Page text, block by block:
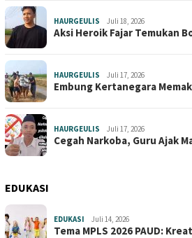
HAURGEULIS Juli 18, 2026
Aksi Heroik Fajar Temukan
HAURGEULIS Juli 17, 2026
Embung Kertanegara
HAURGEULIS Juli 17, 2026
Cegah Narkoba, Guru Ajak
EDUKASI
EDUKASI Juli 14, 2026
Tema MPLS 2026 PAUD: